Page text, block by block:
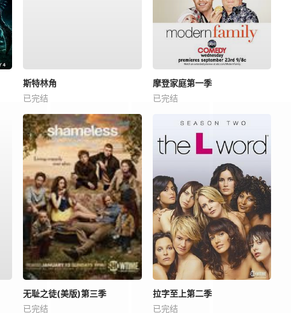
斯特林角
已完结
摩登家庭第一季
已完结
无耻之徒(美版)第三季
已完结
拉字至上第二季
已完结